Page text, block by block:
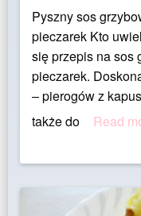
Pyszny sos
pieczarek Kto
się przepis na sos
pieczarek.
– pierogów z
także do
Read